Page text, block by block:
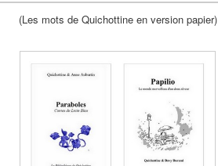
(Les mots de Quichottine en version papier)